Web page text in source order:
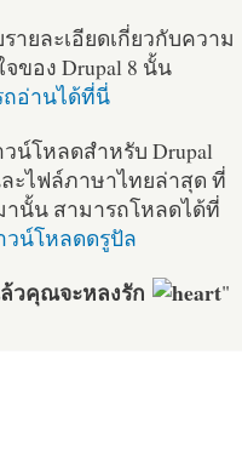
ายละเอียดเกี่ยวกับความ
ของ Drupal 8 นั้น
ถอ่านได้ที่นี่
น์โหลดสำหรับ Drupal
ละไฟล์ภาษาไทยล่าสุด ที่
านั้น สามารถโหลดได้ที่
วน์โหลดดรูปัล
วคุณจะหลงรัก "